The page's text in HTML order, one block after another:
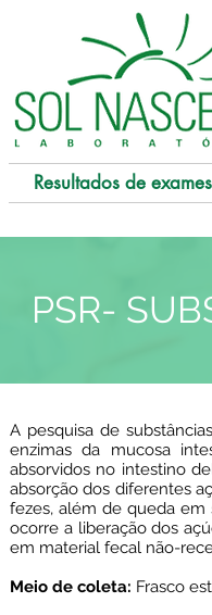
Resultados de exames
PSR-
A pesquisa de
enzimas da mucosa
absorvidos no intestino
absorção dos diferentes
fezes, além de queda em
ocorre a liberação dos
em material fecal não-
Meio de coleta: Frasco